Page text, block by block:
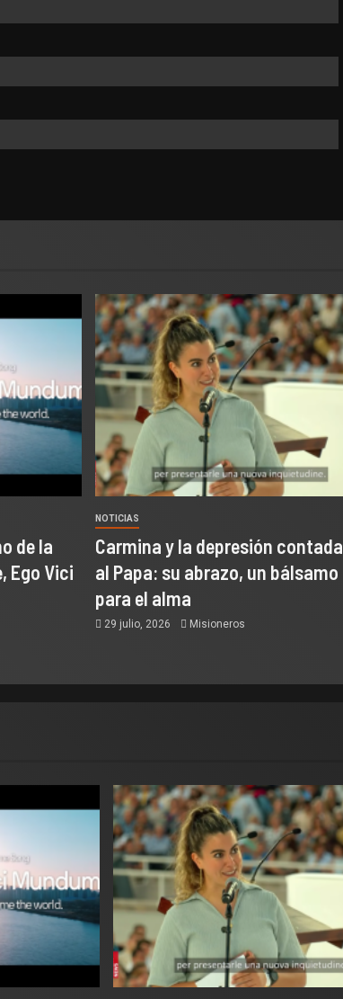
de la
Ego Vici
NOTICIAS
Carmina y la depresión contada
al Papa: su abrazo, un bálsamo
para el alma
29 julio, 2026 Misioneros